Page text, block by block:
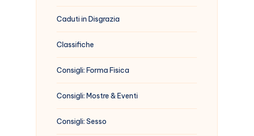
Caduti in Disgrazia
Classifiche
Consigli: Forma Fisica
Consigli: Mostre & Eventi
Consigli: Sesso